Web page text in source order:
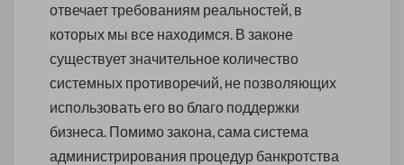
отвечает требованиям реальностей, в
которых мы все находимся. В законе
существует значительное количество
системных противоречий, не позволяющих
использовать его во благо поддержки
бизнеса. Помимо закона, сама система
администрирования процедур банкротства